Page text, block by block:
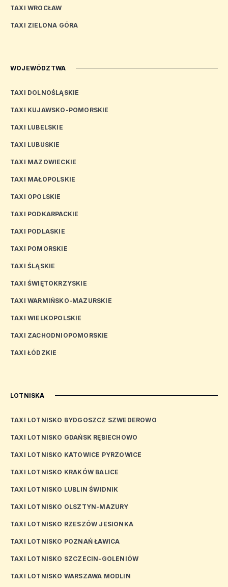
TAXI WROCŁAW
TAXI ZIELONA GÓRA
WOJEWÓDZTWA
TAXI DOLNOŚLĄSKIE
TAXI KUJAWSKO-POMORSKIE
TAXI LUBELSKIE
TAXI LUBUSKIE
TAXI MAZOWIECKIE
TAXI MAŁOPOLSKIE
TAXI OPOLSKIE
TAXI PODKARPACKIE
TAXI PODLASKIE
TAXI POMORSKIE
TAXI ŚLĄSKIE
TAXI ŚWIĘTOKRZYSKIE
TAXI WARMIŃSKO-MAZURSKIE
TAXI WIELKOPOLSKIE
TAXI ZACHODNIOPOMORSKIE
TAXI ŁÓDZKIE
LOTNISKA
TAXI LOTNISKO BYDGOSZCZ SZWEDEROWO
TAXI LOTNISKO GDAŃSK RĘBIECHOWO
TAXI LOTNISKO KATOWICE PYRZOWICE
TAXI LOTNISKO KRAKÓW BALICE
TAXI LOTNISKO LUBLIN ŚWIDNIK
TAXI LOTNISKO OLSZTYN-MAZURY
TAXI LOTNISKO RZESZÓW JESIONKA
TAXI LOTNISKO POZNAŃ ŁAWICA
TAXI LOTNISKO SZCZECIN-GOLENIÓW
TAXI LOTNISKO WARSZAWA MODLIN